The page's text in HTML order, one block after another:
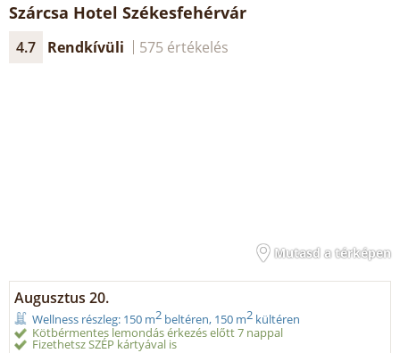
Szárcsa Hotel Székesfehérvár
4.7 Rendkívüli 575 értékelés
Mutasd a térképen
Augusztus 20.
Wellness részleg: 150 m2 beltéren, 150 m2 kültéren
Kötbérmentes lemondás érkezés előtt 7 nappal
Fizethetsz SZÉP kártyával is